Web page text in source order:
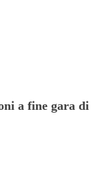
a fine gara di